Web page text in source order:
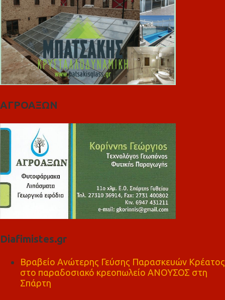
ΑΓΡΟΑΞΩΝ
Diafimistes.gr
Βραβείο Ανώτερης Γεύσης Παρασκευών Κρέατος
στο παραδοσιακό κρεοπωλείο ΑΝΟΥΣΟΣ στη
Σπάρτη